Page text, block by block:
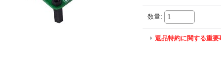
数量:
返品特約に関する重要